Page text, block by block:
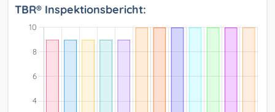
TBR® Inspektionsbericht: